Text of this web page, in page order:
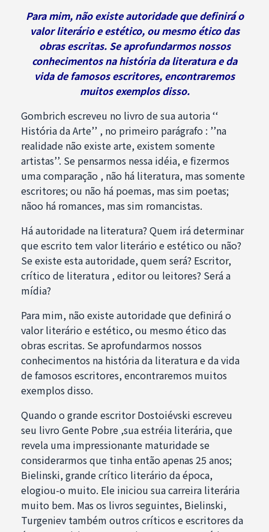
Para mim, não existe autoridade que definirá o
valor literário e estético, ou mesmo ético das
obras escritas. Se aprofundarmos nossos
conhecimentos na história da literatura e da
vida de famosos escritores, encontraremos
muitos exemplos disso.
Gombrich escreveu no livro de sua autoria ‘‘
História da Arte’’ , no primeiro parágrafo : ’’na
realidade não existe arte, existem somente
artistas’’. Se pensarmos nessa idéia, e fizermos
uma comparação , não há literatura, mas somente
escritores; ou não há poemas, mas sim poetas;
nãoo há romances, mas sim romancistas.
Há autoridade na literatura? Quem irá determinar
que escrito tem valor literário e estético ou não?
Se existe esta autoridade, quem será? Escritor,
crítico de literatura , editor ou leitores? Será a
mídia?
Para mim, não existe autoridade que definirá o
valor literário e estético, ou mesmo ético das
obras escritas. Se aprofundarmos nossos
conhecimentos na história da literatura e da vida
de famosos escritores, encontraremos muitos
exemplos disso.
Quando o grande escritor Dostoiévski escreveu
seu livro Gente Pobre ,sua estréia literária, que
revela uma impressionante maturidade se
considerarmos que tinha então apenas 25 anos;
Bielinski, grande crítico literário da época,
elogiou-o muito. Ele iniciou sua carreira literária
muito bem. Mas os livros seguintes, Bielinski,
Turgeniev também outros críticos e escritores da